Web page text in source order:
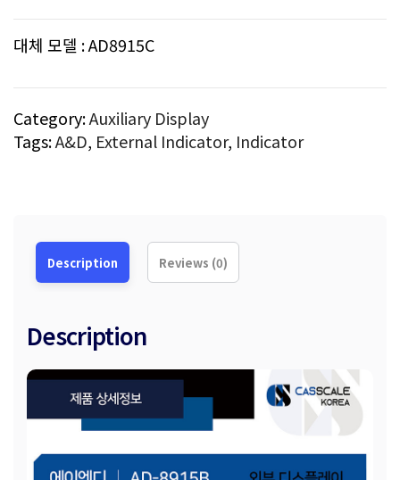
대체 모델 : AD8915C
Category:Auxiliary Display
Tags:A&D, External Indicator, Indicator
Description Reviews (0)
Description